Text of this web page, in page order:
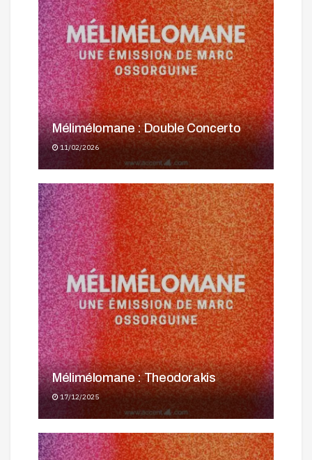
Mélimélomane : Double Concerto
11/02/2026
Mélimélomane : Theodorakis
17/12/2025